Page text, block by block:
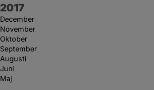
År:
2017
December
November
Oktober
September
Augusti
Juni
Maj